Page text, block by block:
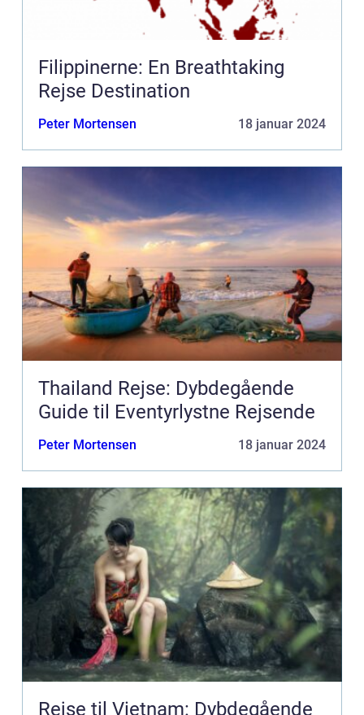
Filippinerne: En Breathtaking
Rejse Destination
Peter Mortensen 18 januar 2024
Thailand Rejse: Dybdegående
Guide til Eventyrlystne Rejsende
Peter Mortensen 18 januar 2024
Rejse til Vietnam: Dybdegående